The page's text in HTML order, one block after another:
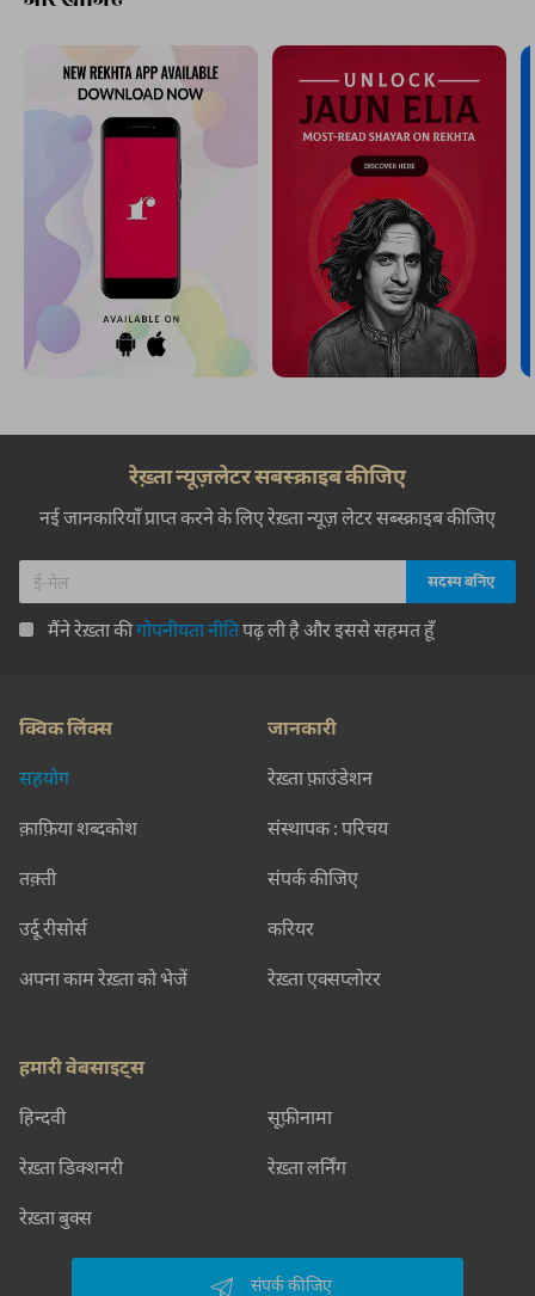
रेख़्ता न्यूज़लेटर सबस्क्राइब कीजिए
नई जानकारियाँ प्राप्त करने के लिए रेख़्ता न्यूज़ लेटर सब्स्क्राइब कीजिए
मैंने रेख़्ता कीगोपनीयता नीतिपढ़ ली है और इससे सहमत हूँ
क्विक लिंक्स
सहयोग
क़ाफ़िया शब्दकोश
तक़्ती
उर्दू रीसोर्स
अपना काम रेख़्ता को भेजें
जानकारी
रेख़्ता फ़ाउंडेशन
संस्थापक : परिचय
संपर्क कीजिए
करियर
रेख़्ता एक्सप्लोरर
हमारी वेबसाइट्स
हिन्दवी सूफ़ीनामा
रेख़्ता डिक्शनरी रेख़्ता लर्निंग
रेख़्ता बुक्स
संपर्क कीजिए